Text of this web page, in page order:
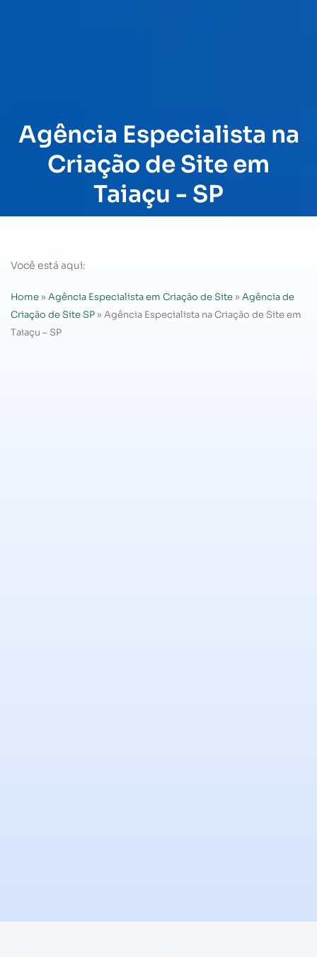
Agência Especialista na
Criação de Site em
Taiaçu - SP
Você está aqui:
Home » Agência Especialista em Criação de Site » Agência de
Criação de Site SP » Agência Especialista na Criação de Site em
Taiaçu – SP